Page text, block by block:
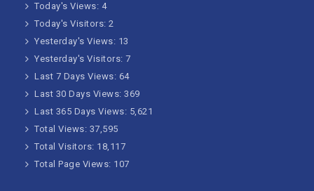
Today's Views: 4
Today's Visitors:2
Yesterday's Views: 13
Yesterday's Visitors:7
Last 7 Days Views: 64
Last 30 Days Views:369
Last 365 Days Views: 5,621
Total Views: 37,595
Total Visitors: 18,117
Total Page Views: 107